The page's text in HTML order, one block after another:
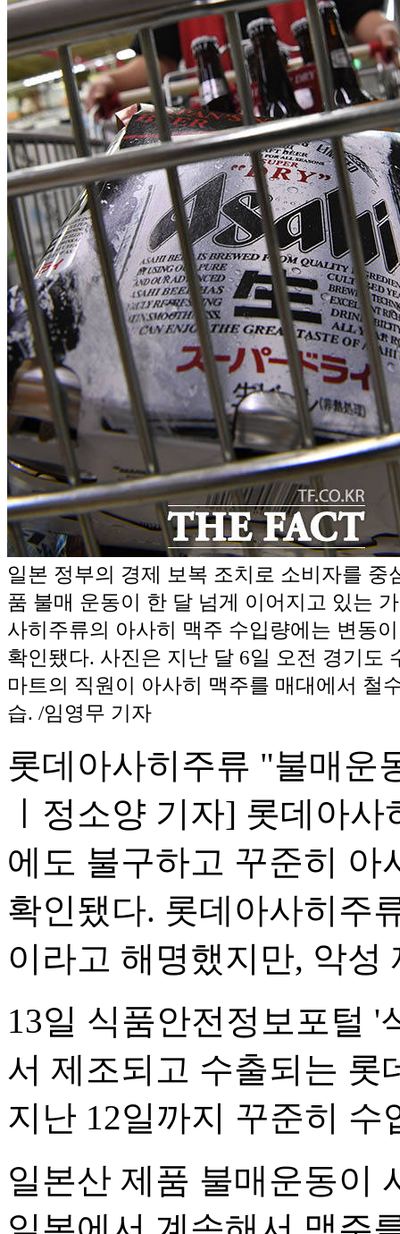
일본 정부의 경제 보복 조치로 소비자를 중
품 불매 운동이 한 달 넘게 이어지고 있는
사히주류의 아사히 맥주 수입량에는 변동
확인됐다. 사진은 지난 달 6일 오전 경기도
마트의 직원이 아사히 맥주를 매대에서 철
습. /임영무 기자
롯데아사히주류 "불매운
ㅣ정소양 기자] 롯데아
에도 불구하고 꾸준히 아
확인됐다. 롯데아사히주
이라고 해명했지만, 악성
13일 식품안전정보포털 '
서 제조되고 수출되는 롯
지난 12일까지 꾸준히
일본산 제품 불매운동이